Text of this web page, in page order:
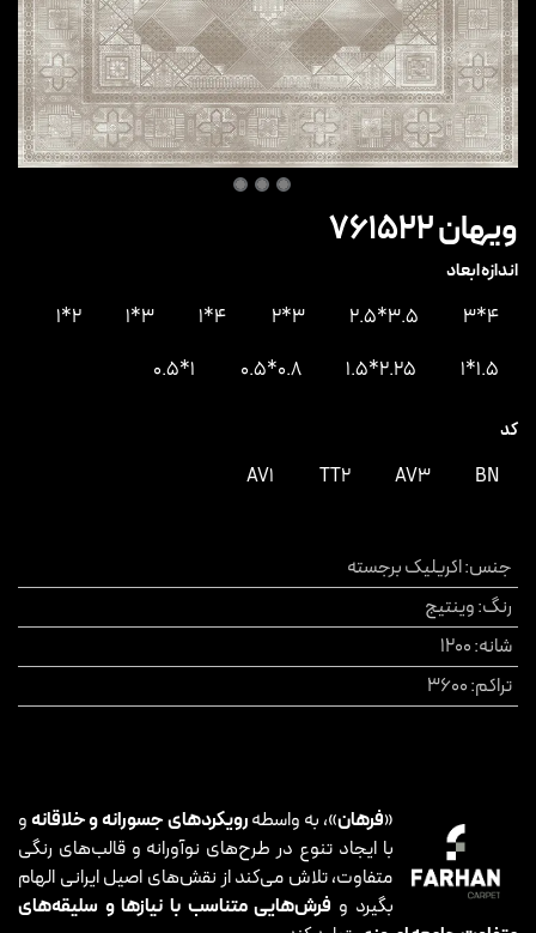
ویهان 761522
اندازه ابعاد
4*3
3.5*2.5
3*2
4*1
3*1
2*1
1.5*1
2.25*1.5
0.8*0.5
1*0.5
کد
BN
AV3
TT2
AV1
جنس:اکریلیک برجسته
رنگ:وینتیج
شانه:
1200
تراکم:
3600
«فرهان»، به واسطهرویکردهای جسورانه و خلاقانهو
با ایجاد تنوع در طرح‌های نوآورانه و قالب‌های رنگی
متفاوت، تلاش می‌کند از نقش‌های اصیل ایرانی الهام
بگیرد و فرش‌هایی متناسب با نیازها و سلیقه‌های